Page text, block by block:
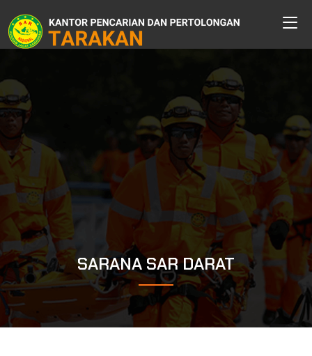
SARANA SAR DARAT